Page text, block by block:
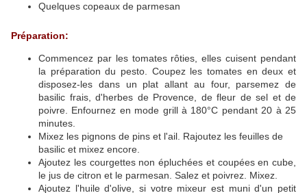
Quelques copeaux de parmesan
Préparation:
Commencez par les tomates rôties, elles cuisent pendant
la préparation du pesto. Coupez les tomates en deux et
disposez-les dans un plat allant au four, parsemez de
basilic frais, d'herbes de Provence, de fleur de sel et de
poivre. Enfournez en mode grill à 180°C pendant 20 à 25
minutes.
Mixez les pignons de pins et l'ail. Rajoutez les feuilles de
basilic et mixez encore.
Ajoutez les courgettes non épluchées et coupées en cube,
le jus de citron et le parmesan. Salez et poivrez. Mixez.
Ajoutez l'huile d'olive, si votre mixeur est muni d'un petit